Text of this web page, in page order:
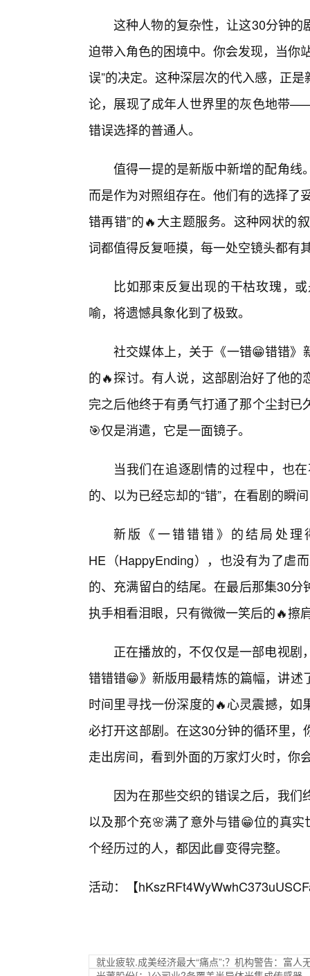
这种人物的复杂性，让这30分钟
迫带入角色的困境中。你会发现，当你
误”的决定。这种深层次的代入感，正
论，展现了成年人世界里的灰色地带
错误选择的普通人。
值得一提的是新版中新增的配角线
而是作为对照组存在。他们有的选择了
错再错”的🔥大主题服务。这种网状的
词都值得反复咂摸，每一处空镜头都有
比如那束反复出现的干枯玫瑰，
喻，将遗憾具象化到了极致。
社交媒体上，关于《一错😁错错》
的🔥探讨。有人说，这部剧治好了他
完之后他终于有勇气打通了那个尘封
🎯仅是消遣，它是一面镜子。
当我们在追逐剧情的过程中，也
的、以为已经忘却的“错”，在看剧的瞬
新版《一错错错》的结局处
HE（HappyEnding），也没有为了虐
的、充满留白的结尾。在最后那集30
执手相看泪眼，只有微微一笑后的🔥擦
正在播放的，不仅仅是一部电视
错错错😁》新版用最精炼的篇幅，讲
时间里寻找一份深度的🔥心灵震撼，
必打开这部剧。在这30分钟的循环里
走出房间，看到外面的万家灯火时，你
因为在那些交织的错误之后，我
以及那个充🌸满了意外与错😁位的真
个经历过的人，都因此📘变得完整。
活动：【
就业疲软.成美经济最大“痛点”;？机构警告：富人